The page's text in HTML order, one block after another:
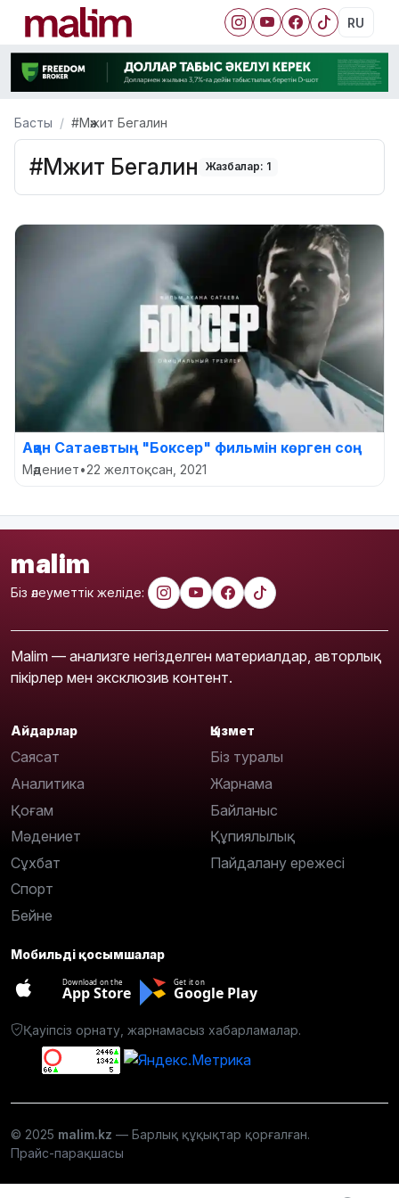
RU
Басты #Мәжит Бегалин
#Мәжит Бегалин Жазбалар: 1
Ақан Сатаевтың "Боксер" фильмін көрген соң
Мәдениет•22 желтоқсан, 2021
malim
Біз әлеуметтік желіде:
Malim — анализге негізделген материалдар, авторлық
пікірлер мен эксклюзив контент.
Айдарлар
Саясат
Аналитика
Қоғам
Мәдениет
Сұхбат
Спорт
Бейне
Қызмет
Біз туралы
Жарнама
Байланыс
Құпиялылық
Пайдалану ережесі
Мобильді қосымшалар
Download on the
App Store
Get it on
Google Play
Қауіпсіз орнату, жарнамасыз хабарламалар.
© 2025 malim.kz — Барлық құқықтар қорғалған.
Прайс-парақшасы